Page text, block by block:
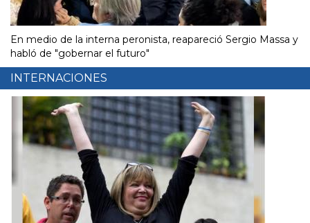
En medio de la interna peronista, reapareció Sergio Massa y
habló de "gobernar el futuro"
INTERNACIONES